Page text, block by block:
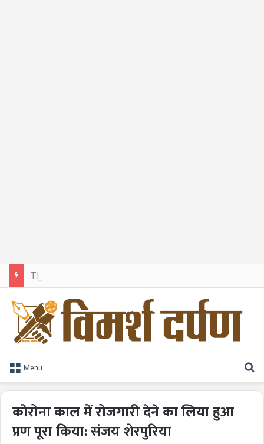
Menu
कोरोना काल में रोजगारी देने का लिया हुआ
प्रण पूरा किया: संजय शेरपुरिया